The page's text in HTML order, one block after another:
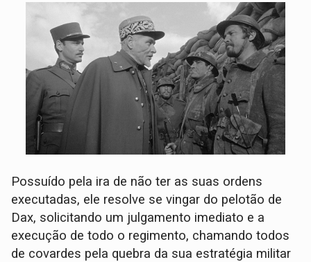
Possuído pela ira de não ter as suas ordens
executadas, ele resolve se vingar do pelotão de
Dax, solicitando um julgamento imediato e a
execução de todo o regimento, chamando todos
de covardes pela quebra da sua estratégia militar